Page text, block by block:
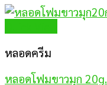
หลอดครีม
หลอดโฟมขาวมุก